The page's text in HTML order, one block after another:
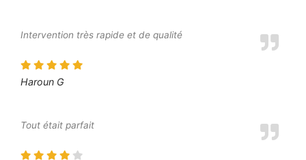
Intervention très rapide et de qualité
Haroun G
Tout était parfait